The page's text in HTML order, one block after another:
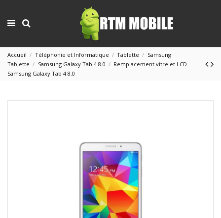
Accueil Téléphonie et Informatique Tablette
Samsung
Tablette
Samsung Galaxy Tab 4 8.0
Remplacement vitre et LCD
Samsung Galaxy Tab 4 8.0